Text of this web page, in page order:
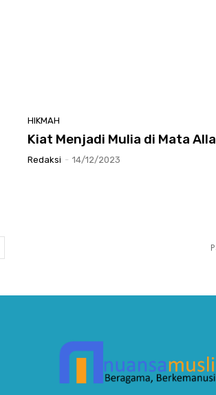
HIKMAH
Kiat Menjadi Mulia di Mata
Redaksi - 14/12/2023